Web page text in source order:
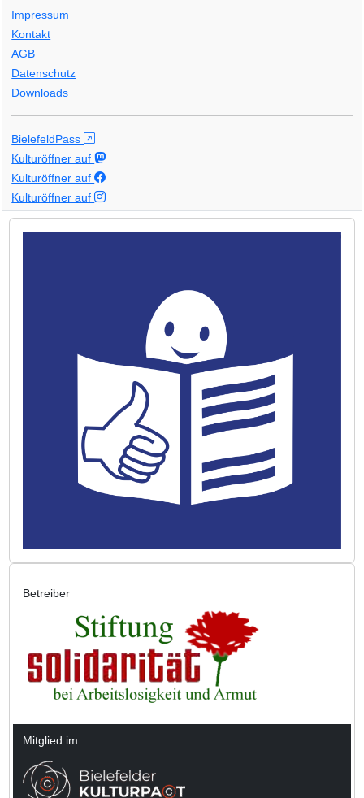
Impressum
Kontakt
AGB
Datenschutz
Downloads
BielefeldPass
Kulturöffner auf
Kulturöffner auf
Kulturöffner auf
Betreiber
Mitglied im